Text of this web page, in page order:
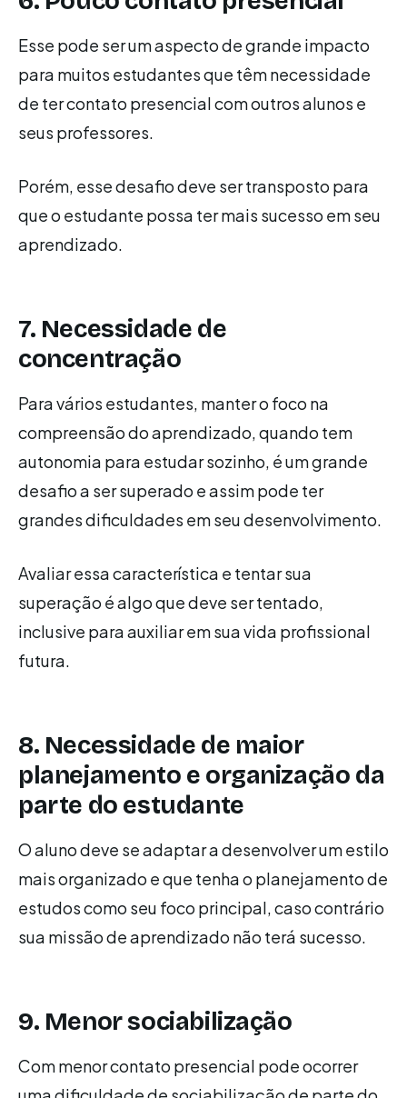
Esse pode ser um aspecto de grande impacto
para muitos estudantes que têm necessidade
de ter contato presencial com outros alunos e
seus professores.
Porém, esse desafio deve ser transposto para
que o estudante possa ter mais sucesso em seu
aprendizado.
7. Necessidade de
concentração
Para vários estudantes, manter o foco na
compreensão do aprendizado, quando tem
autonomia para estudar sozinho, é um grande
desafio a ser superado e assim pode ter
grandes dificuldades em seu desenvolvimento.
Avaliar essa característica e tentar sua
superação é algo que deve ser tentado,
inclusive para auxiliar em sua vida profissional
futura.
8. Necessidade de maior
planejamento e organização da
parte do estudante
O aluno deve se adaptar a desenvolver um estilo
mais organizado e que tenha o planejamento de
estudos como seu foco principal, caso contrário
sua missão de aprendizado não terá sucesso.
9. Menor sociabilização
Com menor contato presencial pode ocorrer